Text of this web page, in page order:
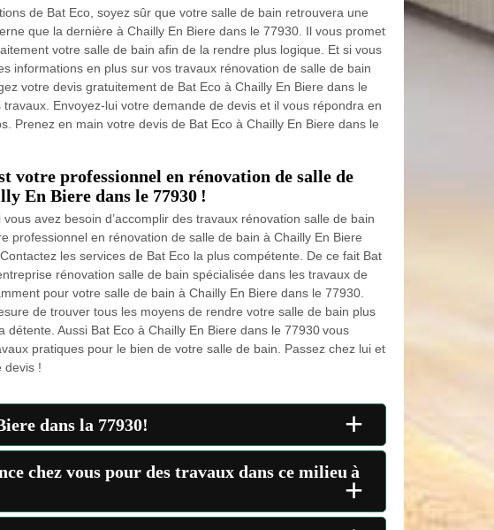
de Bat Eco, soyez sûr que votre salle de bain retrouvera une
que la dernière à Chailly En Biere dans le 77930. Il vous promet
votre salle de bain afin de la rendre plus logique. Et si vous
informations en plus sur vos travaux rénovation de salle de bain
votre devis gratuitement de Bat Eco à Chailly En Biere dans le
Envoyez-lui votre demande de devis et il vous répondra en
Prenez en main votre devis de Bat Eco à Chailly En Biere dans le
votre professionnel en rénovation de salle de
En Biere dans le 77930 !
vous avez besoin d’accomplir des travaux rénovation salle de bain
professionnel en rénovation de salle de bain à Chailly En Biere
les services de Bat Eco la plus compétente. De ce fait Bat
rénovation salle de bain spécialisée dans les travaux de
pour votre salle de bain à Chailly En Biere dans le 77930.
de trouver tous les moyens de rendre votre salle de bain plus
détente. Aussi Bat Eco à Chailly En Biere dans le 77930 vous
pratiques pour le bien de votre salle de bain. Passez chez lui et
devis !
dans la 77930! +
chez vous pour des travaux dans ce milieu à
+